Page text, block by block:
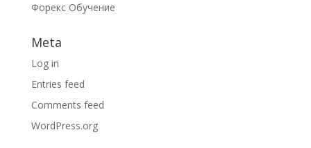
Форекс Обучение
Meta
Log in
Entries feed
Comments feed
WordPress.org